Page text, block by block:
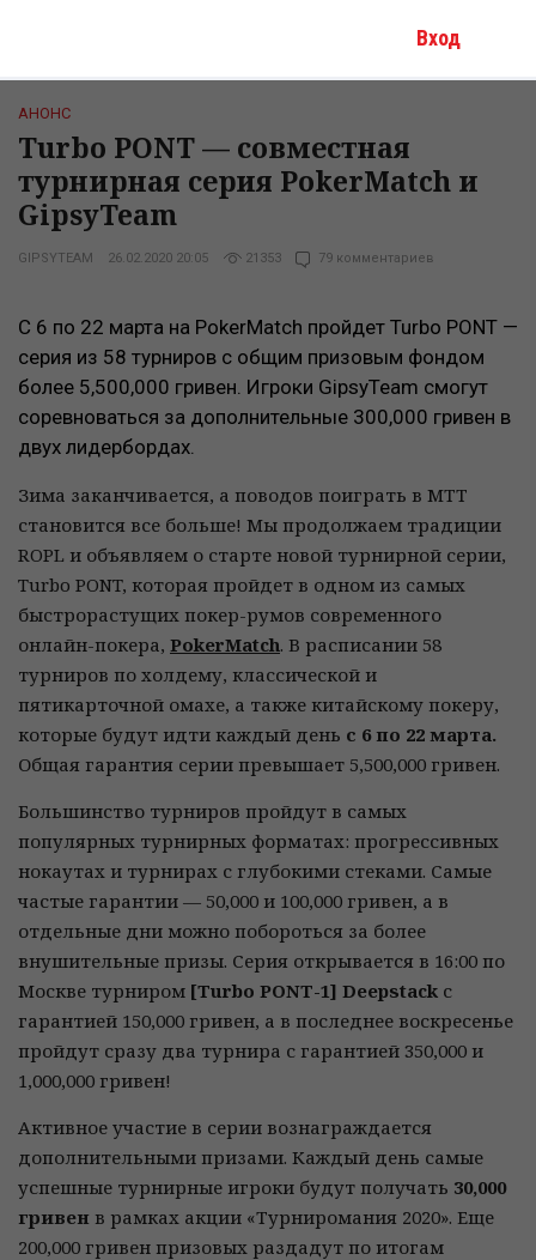
Вход
АНОНС
Turbo PONT — совместная
турнирная серия PokerMatch и
GipsyTeam
GIPSYTEAM 26.02.2020 20:05 21353 79 комментариев
С 6 по 22 марта на PokerMatch пройдет Turbo PONT —
серия из 58 турниров с общим призовым фондом
более 5,500,000 гривен. Игроки GipsyTeam смогут
соревноваться за дополнительные 300,000 гривен в
двух лидербордах.
Зима заканчивается, а поводов поиграть в МТТ
становится все больше! Мы продолжаем традиции
ROPL и объявляем о старте новой турнирной серии,
Turbo PONT, которая пройдет в одном из самых
быстрорастущих покер-румов современного
онлайн-покера, PokerMatch. В расписании 58
турниров по холдему, классической и
пятикарточной омахе, а также китайскому покеру,
которые будут идти каждый день с 6 по 22 марта.
Общая гарантия серии превышает 5,500,000 гривен.
Большинство турниров пройдут в самых
популярных турнирных форматах: прогрессивных
нокаутах и турнирах с глубокими стеками. Самые
частые гарантии — 50,000 и 100,000 гривен, а в
отдельные дни можно побороться за более
внушительные призы. Серия открывается в 16:00 по
Москве турниром [Turbo PONT-1] Deepstack с
гарантией 150,000 гривен, а в последнее воскресенье
пройдут сразу два турнира с гарантией 350,000 и
1,000,000 гривен!
Активное участие в серии вознаграждается
дополнительными призами. Каждый день самые
успешные турнирные игроки будут получать 30,000
гривен в рамках акции «Турниромания 2020». Еще
200,000 гривен призовых раздадут по итогам